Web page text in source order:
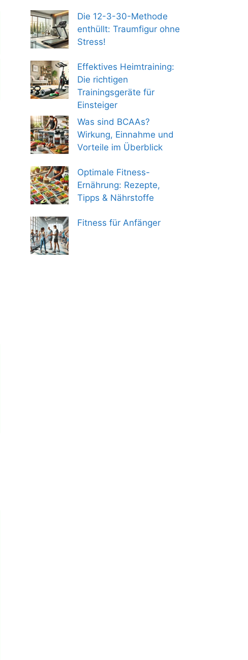
Die 12-3-30-Methode
enthüllt: Traumfigur ohne
Stress!
Effektives Heimtraining:
Die richtigen
Trainingsgeräte für
Einsteiger
Was sind BCAAs?
Wirkung, Einnahme und
Vorteile im Überblick
Optimale Fitness-
Ernährung: Rezepte,
Tipps & Nährstoffe
Fitness für Anfänger